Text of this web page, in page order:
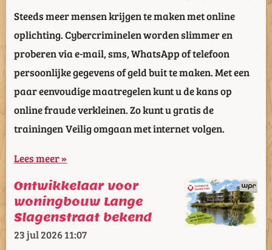
Steeds meer mensen krijgen te maken met online
oplichting. Cybercriminelen worden slimmer en
proberen via e-mail, sms, WhatsApp of telefoon
persoonlijke gegevens of geld buit te maken. Met een
paar eenvoudige maatregelen kunt u de kans op
online fraude verkleinen. Zo kunt u gratis de
trainingen Veilig omgaan met internet volgen.
Lees meer »
Ontwikkelaar voor
woningbouw Lange
Slagenstraat bekend
23 jul 202611:07